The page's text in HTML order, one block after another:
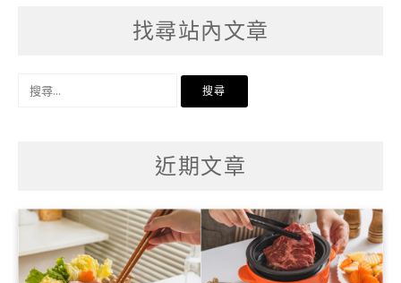
找尋站內文章
近期文章